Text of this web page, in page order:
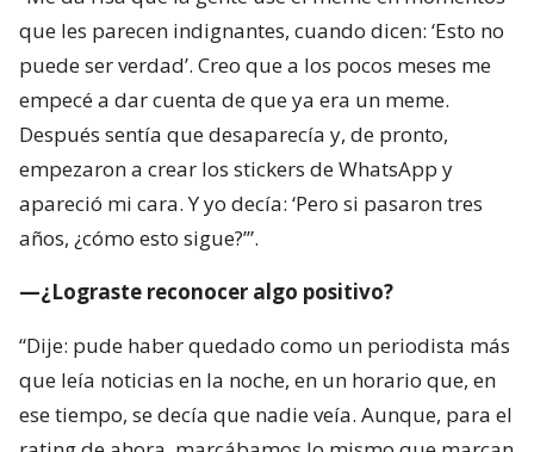
que les parecen indignantes, cuando dicen: ‘Esto no
puede ser verdad’. Creo que a los pocos meses me
empecé a dar cuenta de que ya era un meme.
Después sentía que desaparecía y, de pronto,
empezaron a crear los stickers de WhatsApp y
apareció mi cara. Y yo decía: ‘Pero si pasaron tres
años, ¿cómo esto sigue?’”.
—¿Lograste reconocer algo positivo?
“Dije: pude haber quedado como un periodista más
que leía noticias en la noche, en un horario que, en
ese tiempo, se decía que nadie veía. Aunque, para el